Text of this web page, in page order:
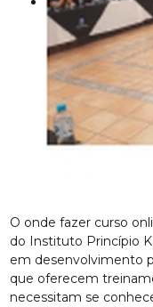
O onde fazer curso
do Instituto Princípio
em desenvolvimento
que oferecem
necessitam se